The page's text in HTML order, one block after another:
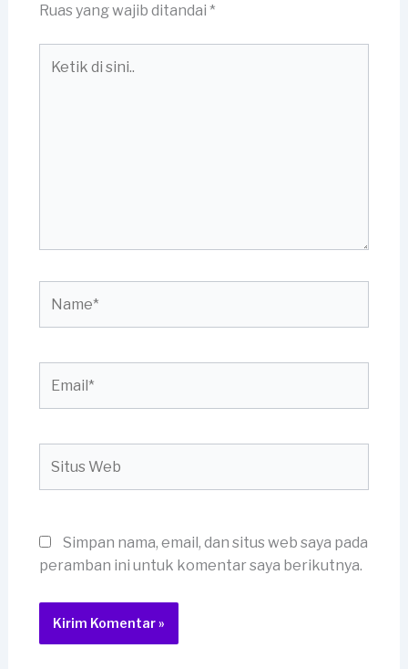
Ruas yang wajib ditandai *
Web
Simpan nama, email, dan situs web saya pada
peramban ini untuk komentar saya berikutnya.